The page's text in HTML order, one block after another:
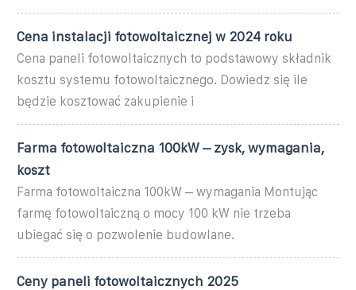
Cena instalacji fotowoltaicznej w 2024 roku
Cena paneli fotowoltaicznych to podstawowy składnik
kosztu systemu fotowoltaicznego. Dowiedz się ile
będzie kosztować zakupienie i
Farma fotowoltaiczna 100kW – zysk, wymagania,
koszt
Farma fotowoltaiczna 100kW – wymagania Montując
farmę fotowoltaiczną o mocy 100 kW nie trzeba
ubiegać się o pozwolenie budowlane.
Ceny paneli fotowoltaicznych 2025